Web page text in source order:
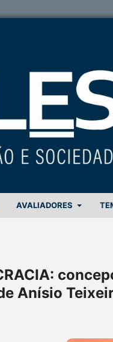
AVALIADORES
Anísio